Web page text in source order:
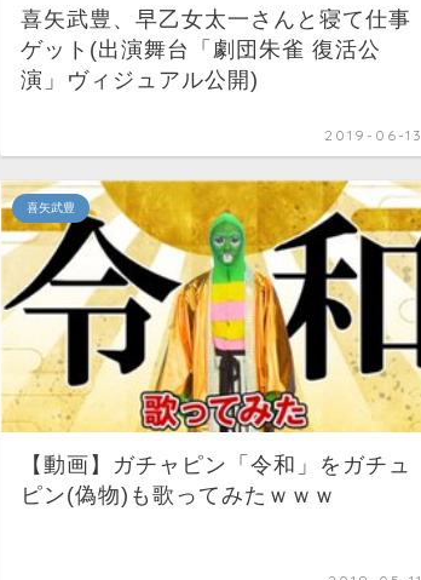
喜矢武豊、早乙女太一さんと寝て仕事
ゲット(出演舞台「劇団朱雀 復活公
演」ヴィジュアル公開)
2019-06-13
喜矢武豊
【動画】ガチャピン「令和」をガチュ
ピン(偽物)も歌ってみたｗｗｗ